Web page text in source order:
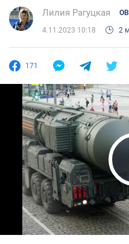
Лилия Рагуцкая
4.11.2023 10:18 2
171